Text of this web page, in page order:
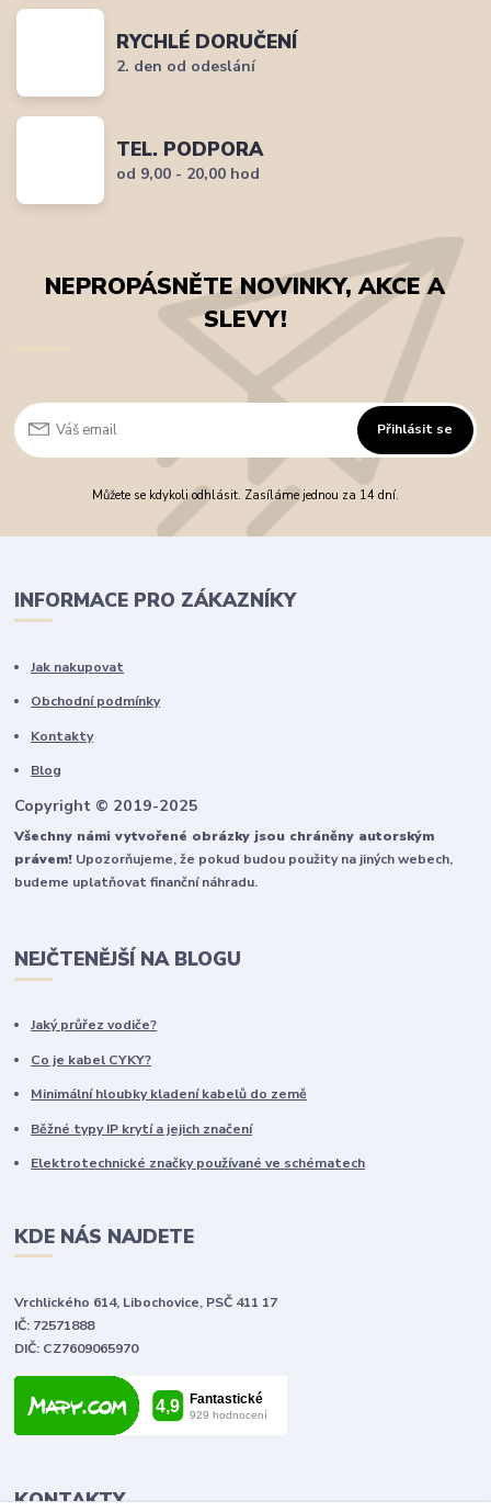
RYCHLÉ DORUČENÍ
2. den od odeslání
TEL. PODPORA
od 9,00 - 20,00 hod
NEPROPÁSNĚTE NOVINKY, AKCE A
SLEVY!
Přihlásit se
Můžete se kdykoli odhlásit. Zasíláme jednou za 14 dní.
INFORMACE PRO ZÁKAZNÍKY
Jak nakupovat
Obchodní podmínky
Kontakty
Blog
Copyright © 2019-2025
Všechny námi vytvořené obrázky jsou chráněny autorským
právem! Upozorňujeme, že pokud budou použity na jiných webech,
budeme uplatňovat finanční náhradu.
NEJČTENĚJŠÍ NA BLOGU
Jaký průřez vodiče?
Co je kabel CYKY?
Minimální hloubky kladení kabelů do země
Běžné typy IP krytí a jejich značení
Elektrotechnické značky používané ve schématech
KDE NÁS NAJDETE
Vrchlického 614, Libochovice, PSČ 411 17
IČ: 72571888
DIČ: CZ7609065970
KONTAKTY